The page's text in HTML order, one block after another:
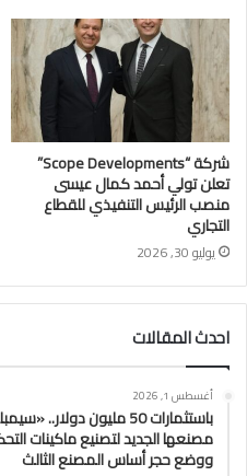
شركة “Scope Developments”
تعلن تولي أحمد كمال عيسى
منصب الرئيس التنفيذي للقطاع
التجاري
يوليو 30, 2026
احدث المقالات
أغسطس 1, 2026
باستثمارات 50 مليون
ووضع حجر أساس المصنع الثالث